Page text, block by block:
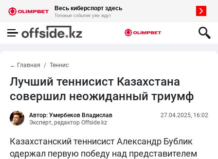
← Главная Теннис
Лучший теннисист Казахстана
совершил неожиданный триумф
Автор: Умербеков Владислав
Эксперт, редактор Offside.kz
27.04.2025, 16:02
Казахстанский теннисист Александр Бублик
одержал первую победу над представителем